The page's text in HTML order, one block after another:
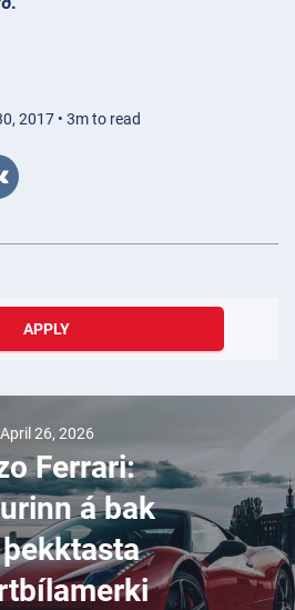
2017 • 3m to read
APPLY
April 26, 2026
Ferrari:
á bak